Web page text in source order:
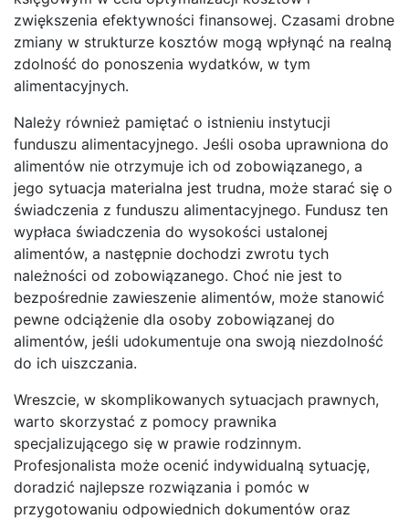
zwiększenia efektywności finansowej. Czasami drobne
zmiany w strukturze kosztów mogą wpłynąć na realną
zdolność do ponoszenia wydatków, w tym
alimentacyjnych.
Należy również pamiętać o istnieniu instytucji
funduszu alimentacyjnego. Jeśli osoba uprawniona do
alimentów nie otrzymuje ich od zobowiązanego, a
jego sytuacja materialna jest trudna, może starać się o
świadczenia z funduszu alimentacyjnego. Fundusz ten
wypłaca świadczenia do wysokości ustalonej
alimentów, a następnie dochodzi zwrotu tych
należności od zobowiązanego. Choć nie jest to
bezpośrednie zawieszenie alimentów, może stanowić
pewne odciążenie dla osoby zobowiązanej do
alimentów, jeśli udokumentuje ona swoją niezdolność
do ich uiszczania.
Wreszcie, w skomplikowanych sytuacjach prawnych,
warto skorzystać z pomocy prawnika
specjalizującego się w prawie rodzinnym.
Profesjonalista może ocenić indywidualną sytuację,
doradzić najlepsze rozwiązania i pomóc w
przygotowaniu odpowiednich dokumentów oraz